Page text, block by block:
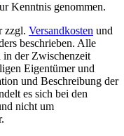
Kenntnis genommen.
zzgl. Versandkosten und
beschrieben. Alle
in der Zwischenzeit
Eigentümer und
und Beschreibung der
es sich bei den
nicht um